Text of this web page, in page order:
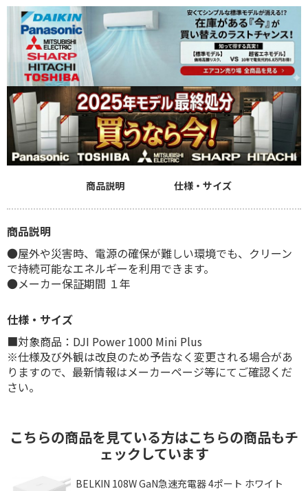
商品説明 仕様・サイズ
商品説明
●屋外や災害時、電源の確保が難しい環境でも、クリーン
で持続可能なエネルギーを利用できます。
●メーカー保証期間 １年
仕様・サイズ
■対象商品：DJI Power 1000 Mini Plus
※仕様及び外観は改良のため予告なく変更される場合があ
りますので、最新情報はメーカーページ等にてご確認くだ
さい。
こちらの商品を見ている方はこちらの商品もチ
ェックしています
BELKIN 108W GaN急速充電器 4ポート ホワイト